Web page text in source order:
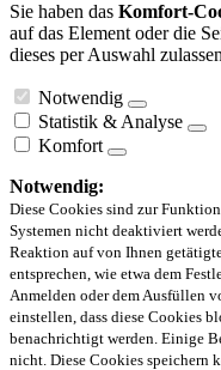
Sie haben das Komfort-
auf das Element oder die
dieses per Auswahl
Notwendig
Statistik & Analyse
Komfort
Notwendig:
Diese Cookies sind zur
Systemen nicht deaktiviert
Reaktion auf von Ihnen
entsprechen, wie etwa dem
Anmelden oder dem Ausfüllen
einstellen, dass diese Cookies
benachrichtigt werden. Einige
nicht. Diese Cookies speichern